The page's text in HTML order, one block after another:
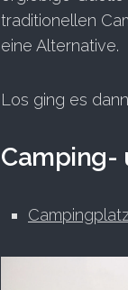
traditionellen
eine Alternative.
Los ging es
Camping-